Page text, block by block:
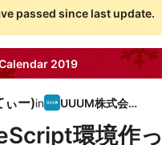
passed since last update.
2019
ぃー)in UUUM株式会社
環境作